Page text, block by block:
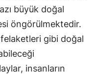
Mersin
İstanbul
Kars
büyük doğal
öngörülmektedir.
felaketleri gibi doğal
insanların